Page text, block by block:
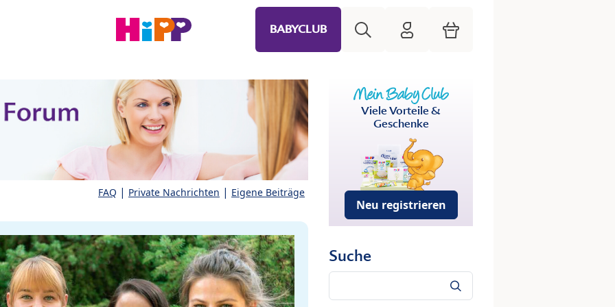
BABYCLUB HiPP Mein Babyclub
Warenkorb
FAQ | Private Nachrichten | Eigene Beiträge
Viele Vorteile &
Geschenke
Neu registrieren
Suche